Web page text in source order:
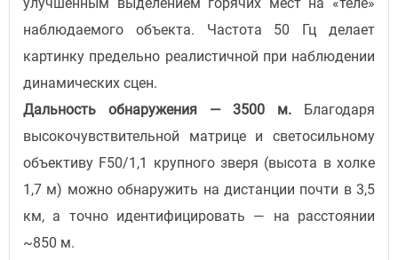
наблюдаемого объекта. Частота 50 Гц делает
картинку предельно реалистичной при наблюдении
динамических сцен.
Дальность обнаружения — 3500 м. Благодаря
высокочувствительной матрице и светосильному
объективу F50/1,1 крупного зверя (высота в холке
1,7 м) можно обнаружить на дистанции почти в 3,5
км, а точно идентифицировать — на расстоянии
~850 м.